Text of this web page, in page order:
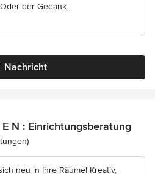
der Gedank...
Nachricht
N : Einrichtungsberatung
4.9 von 5 Sternen
neu in Ihre Räume! Kreativ,